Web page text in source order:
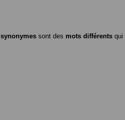
synonymes sont des mots différents qui